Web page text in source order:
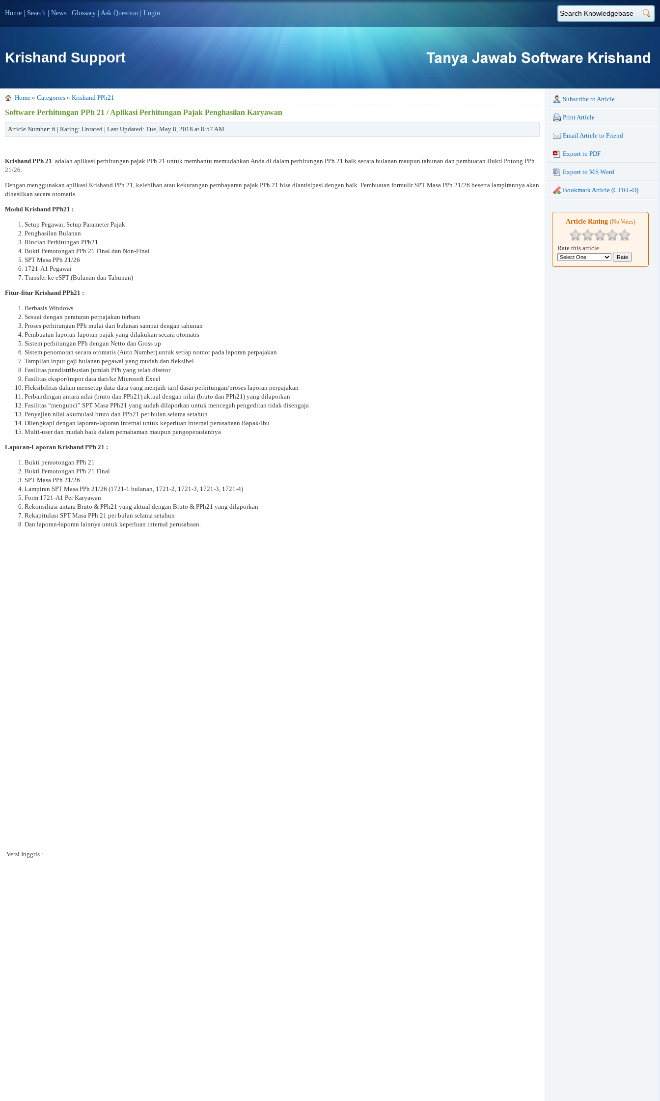
Home Search News Glossary Ask Question Login
Krishand Support
Home » Categories » Krishand PPh21
Software Perhitungan PPh 21 / Aplikasi Perhitungan Pajak Penghasilan Karyawan
Article Number: 6 | Rating: Unrated | Last Updated: Tue, May 8, 2018 at 8:57 AM
Krishand PPh 21 adalah aplikasi perhitungan pajak PPh 21 untuk membantu memudahkan Anda di dalam perhitungan PPh 21 baik secara bulanan maupun tahunan dan pembuatan Bukti Potong PPh
21/26.
Dengan menggunakan aplikasi Krishand PPh 21, kelebihan atau kekurangan pembayaran pajak PPh 21 bisa diantisipasi dengan baik. Pembuatan formulir SPT Masa PPh 21/26 beserta lampirannya akan
dihasilkan secara otomatis.
Modul Krishand PPh21 :
Setup Pegawai, Setup Parameter Pajak
Penghasilan Bulanan
Rincian Perhitungan PPh21
Bukti Pemotongan PPh 21 Final dan Non-Final
SPT Masa PPh 21/26
1721-A1 Pegawai
Transfer ke eSPT (Bulanan dan Tahunan)
Fitur-fitur Krishand PPh21 :
Berbasis Windows
Sesuai dengan peraturan perpajakan terbaru
Proses perhitungan PPh mulai dari bulanan sampai dengan tahunan
Pembuatan laporan-laporan pajak yang dilakukan secara otomatis
Sistem perhitungan PPh dengan Netto dan Gross up
Sistem penomoran secara otomatis (Auto Number) untuk setiap nomor pada laporan perpajakan
Tampilan input gaji bulanan pegawai yang mudah dan fleksibel
Fasilitas pendistribusian jumlah PPh yang telah disetor
Fasilitas ekspor/impor data dari/ke Microsoft Excel
Fleksibilitas dalam mensetup data-data yang menjadi tarif dasar perhitungan/proses laporan perpajakan
Perbandingan antara nilai (bruto dan PPh21) aktual dengan nilai (bruto dan PPh21) yang dilaporkan
Fasilitas “mengunci” SPT Masa PPh21 yang sudah dilaporkan untuk mencegah pengeditan tidak disengaja
Penyajian nilai akumulasi bruto dan PPh21 per bulan selama setahun
Dilengkapi dengan laporan-laporan internal untuk keperluan internal perusahaan Bapak/Ibu
Multi-user dan mudah baik dalam pemahaman maupun pengoperasiannya
Laporan-Laporan Krishand PPh 21 :
Bukti pemotongan PPh 21
Bukti Pemotongan PPh 21 Final
SPT Masa PPh 21/26
Lampiran SPT Masa PPh 21/26 (1721-1 bulanan, 1721-2, 1721-3, 1721-3, 1721-4)
Form 1721-A1 Per Karyawan
Rekonsiliasi antara Bruto & PPh21 yang aktual dengan Bruto & PPh21 yang dilaporkan
Rekapitulasi SPT Masa PPh 21 per bulan selama setahun
Dan laporan-laporan lainnya untuk keperluan internal perusahaan.
Versi Inggris :
Subscribe to Article
Print Article
Email Article to Friend
Export to PDF
Export to MS Word
Bookmark Article (CTRL-D)
Article Rating (No Votes)
Rate this article